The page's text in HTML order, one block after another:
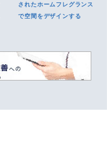
されたホームフレグランス
で空間をデザインする